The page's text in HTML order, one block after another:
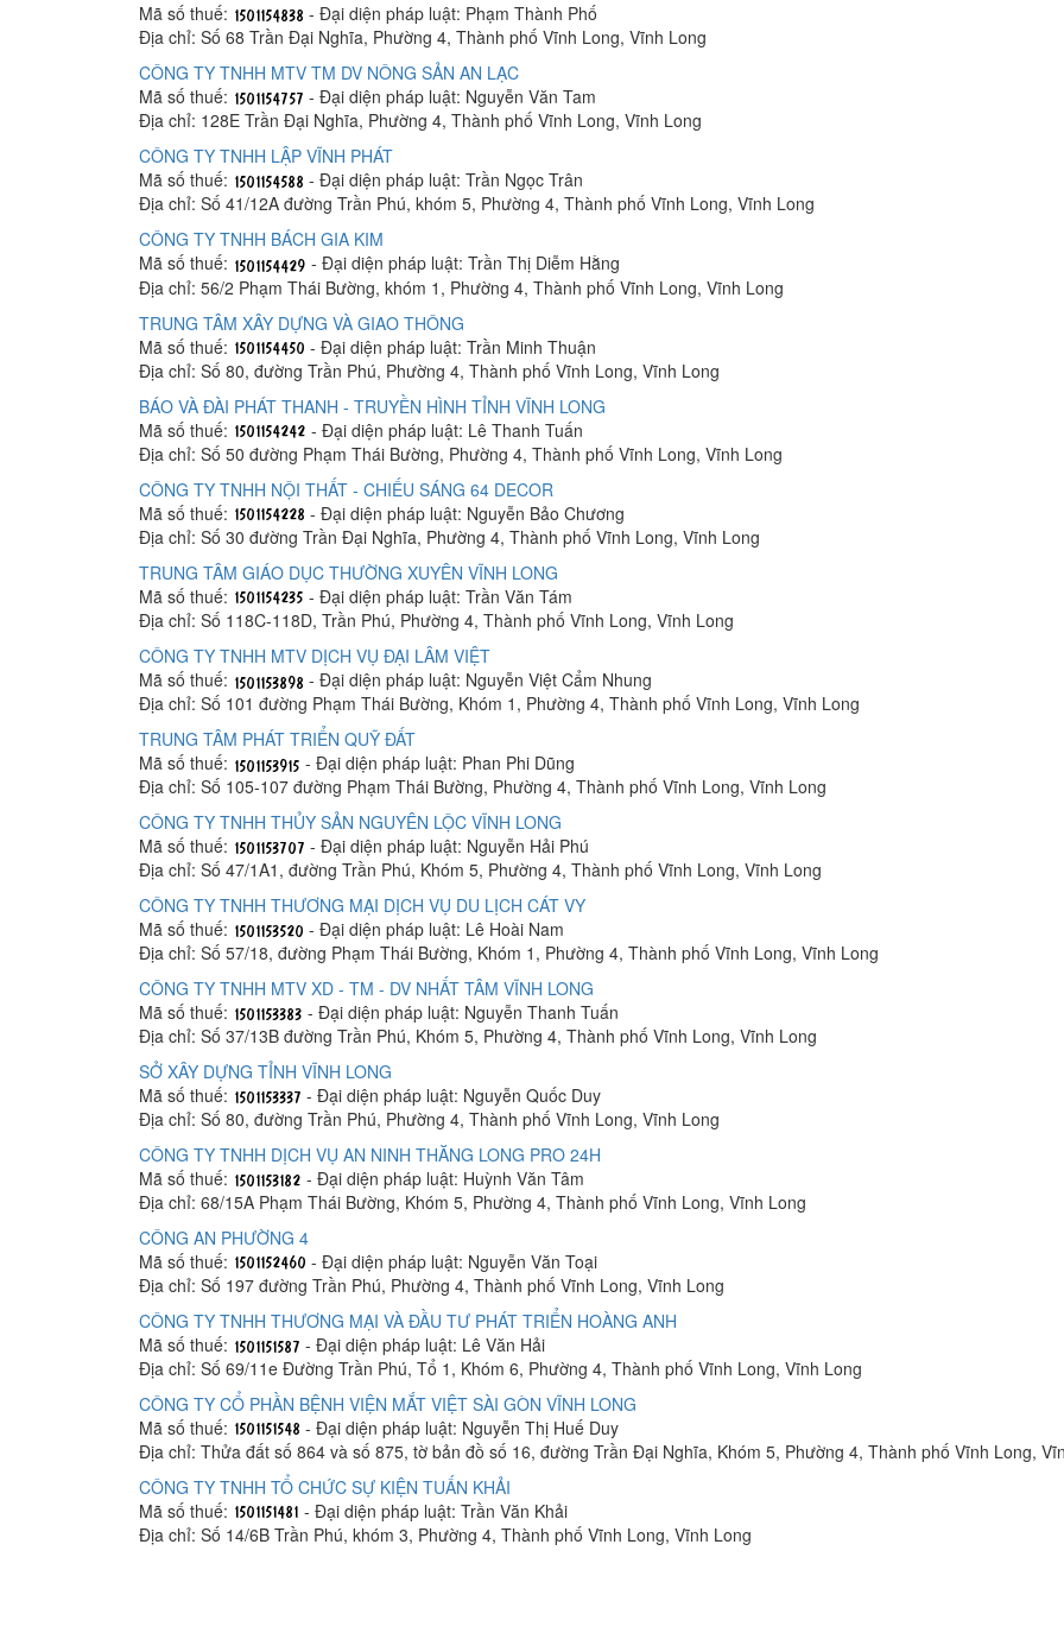
Mã số thuế:
- Đại diện pháp luật: Phạm Thành Phố
Địa chỉ: Số 68 Trần Đại Nghĩa, Phường 4, Thành phố Vĩnh Long, Vĩnh Long
CÔNG TY TNHH MTV TM DV NÔNG SẢN AN LẠC
Mã số thuế:
- Đại diện pháp luật: Nguyễn Văn Tam
Địa chỉ: 128E Trần Đại Nghĩa, Phường 4, Thành phố Vĩnh Long, Vĩnh Long
CÔNG TY TNHH LẬP VĨNH PHÁT
Mã số thuế:
- Đại diện pháp luật: Trần Ngọc Trân
Địa chỉ: Số 41/12A đường Trần Phú, khóm 5, Phường 4, Thành phố Vĩnh Long, Vĩnh Long
CÔNG TY TNHH BÁCH GIA KIM
Mã số thuế:
- Đại diện pháp luật: Trần Thị Diễm Hằng
Địa chỉ: 56/2 Phạm Thái Bường, khóm 1, Phường 4, Thành phố Vĩnh Long, Vĩnh Long
TRUNG TÂM XÂY DỰNG VÀ GIAO THÔNG
Mã số thuế:
- Đại diện pháp luật: Trần Minh Thuận
Địa chỉ: Số 80, đường Trần Phú, Phường 4, Thành phố Vĩnh Long, Vĩnh Long
BÁO VÀ ĐÀI PHÁT THANH - TRUYỀN HÌNH TỈNH VĨNH LONG
Mã số thuế:
- Đại diện pháp luật: Lê Thanh Tuấn
Địa chỉ: Số 50 đường Phạm Thái Bường, Phường 4, Thành phố Vĩnh Long, Vĩnh Long
CÔNG TY TNHH NỘI THẤT - CHIẾU SÁNG 64 DECOR
Mã số thuế:
- Đại diện pháp luật: Nguyễn Bảo Chương
Địa chỉ: Số 30 đường Trần Đại Nghĩa, Phường 4, Thành phố Vĩnh Long, Vĩnh Long
TRUNG TÂM GIÁO DỤC THƯỜNG XUYÊN VĨNH LONG
Mã số thuế:
- Đại diện pháp luật: Trần Văn Tám
Địa chỉ: Số 118C-118D, Trần Phú, Phường 4, Thành phố Vĩnh Long, Vĩnh Long
CÔNG TY TNHH MTV DỊCH VỤ ĐẠI LÂM VIỆT
Mã số thuế:
- Đại diện pháp luật: Nguyễn Việt Cẩm Nhung
Địa chỉ: Số 101 đường Phạm Thái Bường, Khóm 1, Phường 4, Thành phố Vĩnh Long, Vĩnh Long
TRUNG TÂM PHÁT TRIỂN QUỸ ĐẤT
Mã số thuế:
- Đại diện pháp luật: Phan Phi Dũng
Địa chỉ: Số 105-107 đường Phạm Thái Bường, Phường 4, Thành phố Vĩnh Long, Vĩnh Long
CÔNG TY TNHH THỦY SẢN NGUYÊN LỘC VĨNH LONG
Mã số thuế:
- Đại diện pháp luật: Nguyễn Hải Phú
Địa chỉ: Số 47/1A1, đường Trần Phú, Khóm 5, Phường 4, Thành phố Vĩnh Long, Vĩnh Long
CÔNG TY TNHH THƯƠNG MẠI DỊCH VỤ DU LỊCH CÁT VY
Mã số thuế:
- Đại diện pháp luật: Lê Hoài Nam
Địa chỉ: Số 57/18, đường Phạm Thái Bường, Khóm 1, Phường 4, Thành phố Vĩnh Long, Vĩnh Long
CÔNG TY TNHH MTV XD - TM - DV NHẤT TÂM VĨNH LONG
Mã số thuế:
- Đại diện pháp luật: Nguyễn Thanh Tuấn
Địa chỉ: Số 37/13B đường Trần Phú, Khóm 5, Phường 4, Thành phố Vĩnh Long, Vĩnh Long
SỞ XÂY DỰNG TỈNH VĨNH LONG
Mã số thuế:
- Đại diện pháp luật: Nguyễn Quốc Duy
Địa chỉ: Số 80, đường Trần Phú, Phường 4, Thành phố Vĩnh Long, Vĩnh Long
CÔNG TY TNHH DỊCH VỤ AN NINH THĂNG LONG PRO 24H
Mã số thuế:
- Đại diện pháp luật: Huỳnh Văn Tâm
Địa chỉ: 68/15A Phạm Thái Bường, Khóm 5, Phường 4, Thành phố Vĩnh Long, Vĩnh Long
CÔNG AN PHƯỜNG 4
Mã số thuế:
- Đại diện pháp luật: Nguyễn Văn Toại
Địa chỉ: Số 197 đường Trần Phú, Phường 4, Thành phố Vĩnh Long, Vĩnh Long
CÔNG TY TNHH THƯƠNG MẠI VÀ ĐẦU TƯ PHÁT TRIỂN HOÀNG ANH
Mã số thuế:
- Đại diện pháp luật: Lê Văn Hải
Địa chỉ: Số 69/11e Đường Trần Phú, Tổ 1, Khóm 6, Phường 4, Thành phố Vĩnh Long, Vĩnh Long
CÔNG TY CỔ PHẦN BỆNH VIỆN MẮT VIỆT SÀI GÒN VĨNH LONG
Mã số thuế:
- Đại diện pháp luật: Nguyễn Thị Huế Duy
Địa chỉ: Thửa đất số 864 và số 875, tờ bản đồ số 16, đường Trần Đại Nghĩa, Khóm 5, Phường 4, Thành phố Vĩnh Long,
CÔNG TY TNHH TỔ CHỨC SỰ KIỆN TUẤN KHẢI
Mã số thuế:
- Đại diện pháp luật: Trần Văn Khải
Địa chỉ: Số 14/6B Trần Phú, khóm 3, Phường 4, Thành phố Vĩnh Long, Vĩnh Long